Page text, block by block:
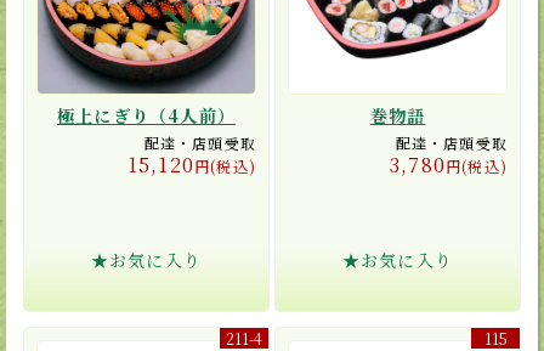
極上にぎり（4人前）
配達・店頭受取
15,120円(税込)
★お気に入り
巻物語
配達・店頭受取
3,780円(税込)
★お気に入り
211-4 115